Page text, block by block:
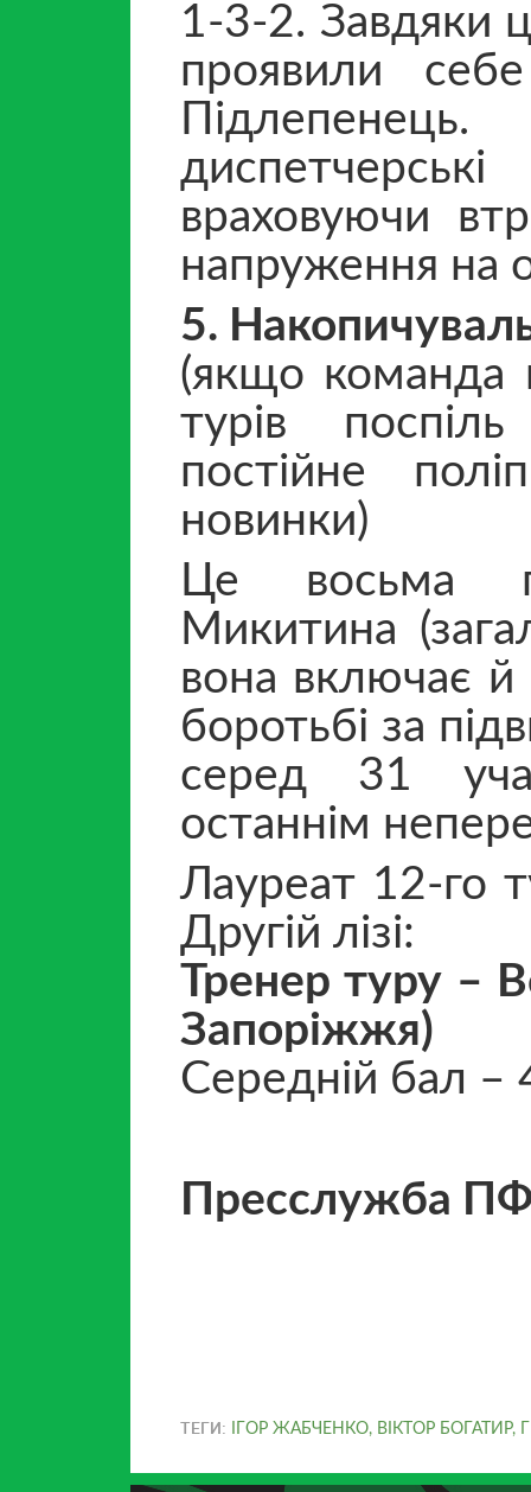
1-3-2. Завдяки
проявили
враховуючи
напруження на
5.
(якщо команда
турів
постійне
новинки)
Це восьма
Микитина
вона включає й
боротьбі за
серед 31
останнім
Лауреат 12-го
Другій лізі:
Тренер туру –
Запоріжжя)
Середній бал –
Пресслужба
ТЕГИ: ІГОР ЖАБЧЕНКО, ВІКТОР БОГАТИР,